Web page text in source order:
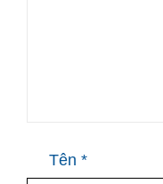
Tên *